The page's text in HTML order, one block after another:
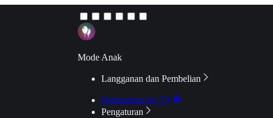
Mode Anak
Langganan dan Pembelian
Hubungkan ke TV
Pengaturan